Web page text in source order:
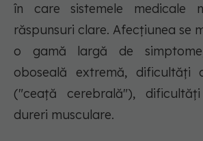
în care sistemele medicale
răspunsuri clare. Afecțiunea se
o gamă largă de
oboseală extremă, dificultăți
("ceață cerebrală"),
dureri musculare.